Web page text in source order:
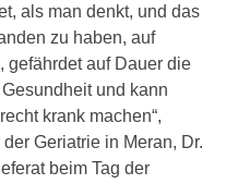
als man denkt, und das
zu haben, auf
gefährdet auf Dauer die
und kann
krank machen“,
Geriatrie in Meran, Dr.
beim Tag der